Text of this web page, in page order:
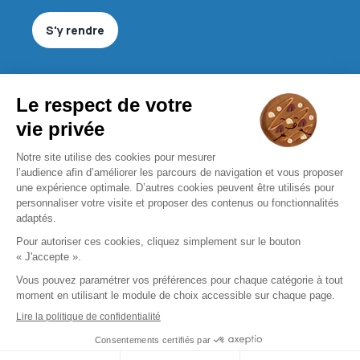
S'y rendre
Nous contacter
01 43 78 22 07
Nous contacter
Mentions légales
CGU
Politique de confidentialité